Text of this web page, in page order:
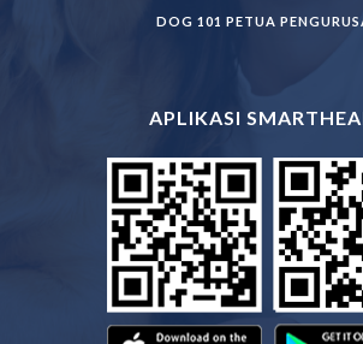
DOG 101 PETUA
APLIKASI